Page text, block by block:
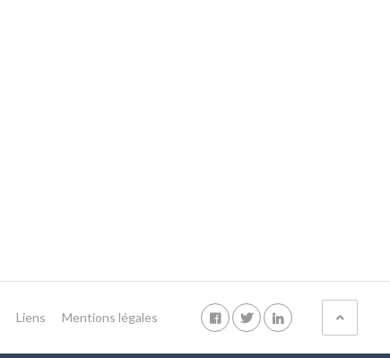
Liens Mentions légales